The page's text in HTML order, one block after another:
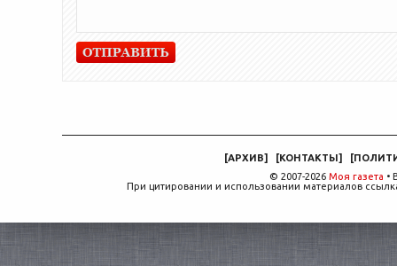
[АРХИВ] [КОНТАКТЫ] [
© 2007-2026 Моя газета •
При цитировании и использовании материалов